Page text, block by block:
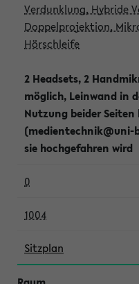
Verdunklung, Hybride
Doppelprojektion,
Hörschleife
2 Headsets, 2
möglich, Leinwand in
Nutzung beider
sie hochgefahren wird
0
1004
Sitzplan